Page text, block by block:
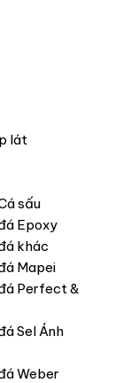
lát
sấu
Epoxy
khác
Mapei
Perfect &
Sel Ánh
Weber